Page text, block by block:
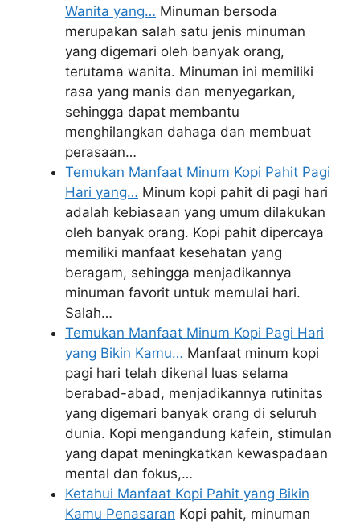
Wanita yang… Minuman bersoda
merupakan salah satu jenis minuman
yang digemari oleh banyak orang,
terutama wanita. Minuman ini memiliki
rasa yang manis dan menyegarkan,
sehingga dapat membantu
menghilangkan dahaga dan membuat
perasaan…
Temukan Manfaat Minum Kopi Pahit Pagi
Hari yang… Minum kopi pahit di pagi hari
adalah kebiasaan yang umum dilakukan
oleh banyak orang. Kopi pahit dipercaya
memiliki manfaat kesehatan yang
beragam, sehingga menjadikannya
minuman favorit untuk memulai hari.
Salah…
Temukan Manfaat Minum Kopi Pagi Hari
yang Bikin Kamu… Manfaat minum kopi
pagi hari telah dikenal luas selama
berabad-abad, menjadikannya rutinitas
yang digemari banyak orang di seluruh
dunia. Kopi mengandung kafein, stimulan
yang dapat meningkatkan kewaspadaan
mental dan fokus,…
Ketahui Manfaat Kopi Pahit yang Bikin
Kamu Penasaran Kopi pahit, minuman